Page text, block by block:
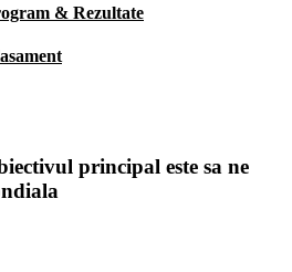
& Rezultate
principal este sa ne